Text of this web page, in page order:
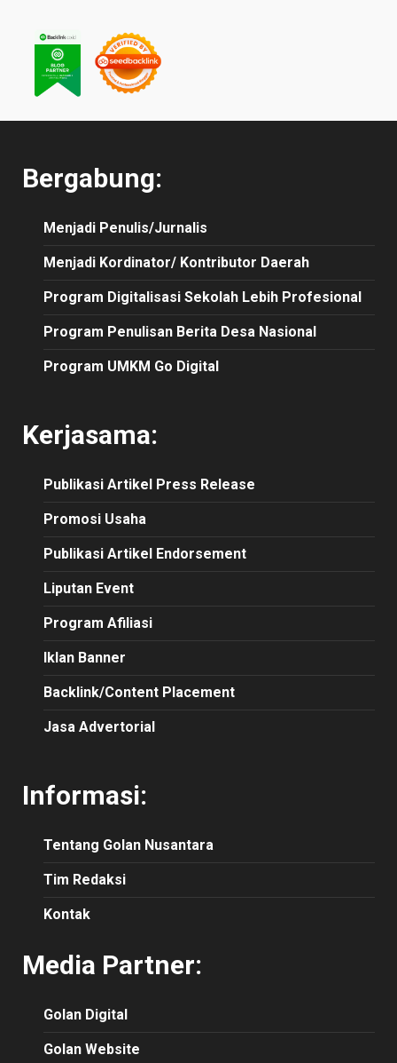
Bergabung:
Menjadi Penulis/Jurnalis
Menjadi Kordinator/ Kontributor Daerah
Program Digitalisasi Sekolah Lebih Profesional
Program Penulisan Berita Desa Nasional
Program UMKM Go Digital
Kerjasama:
Publikasi Artikel Press Release
Promosi Usaha
Publikasi Artikel Endorsement
Liputan Event
Program Afiliasi
Iklan Banner
Backlink/Content Placement
Jasa Advertorial
Informasi:
Tentang Golan Nusantara
Tim Redaksi
Kontak
Media Partner:
Golan Digital
Golan Website